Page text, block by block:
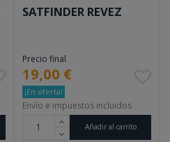
SATFINDER REVEZ
Precio final
19,00 €
¡En oferta!
Envío e impuestos incluidos
Añadir al carrito